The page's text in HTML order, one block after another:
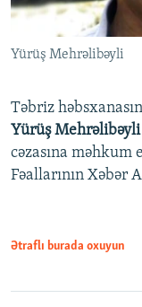
Yürüş Mehrəlibəyli
Təbriz
Yürüş Mehrəlibəyli
cəzasına məhkum
Fəallarının Xəbər
Ətraflı burada oxuyun